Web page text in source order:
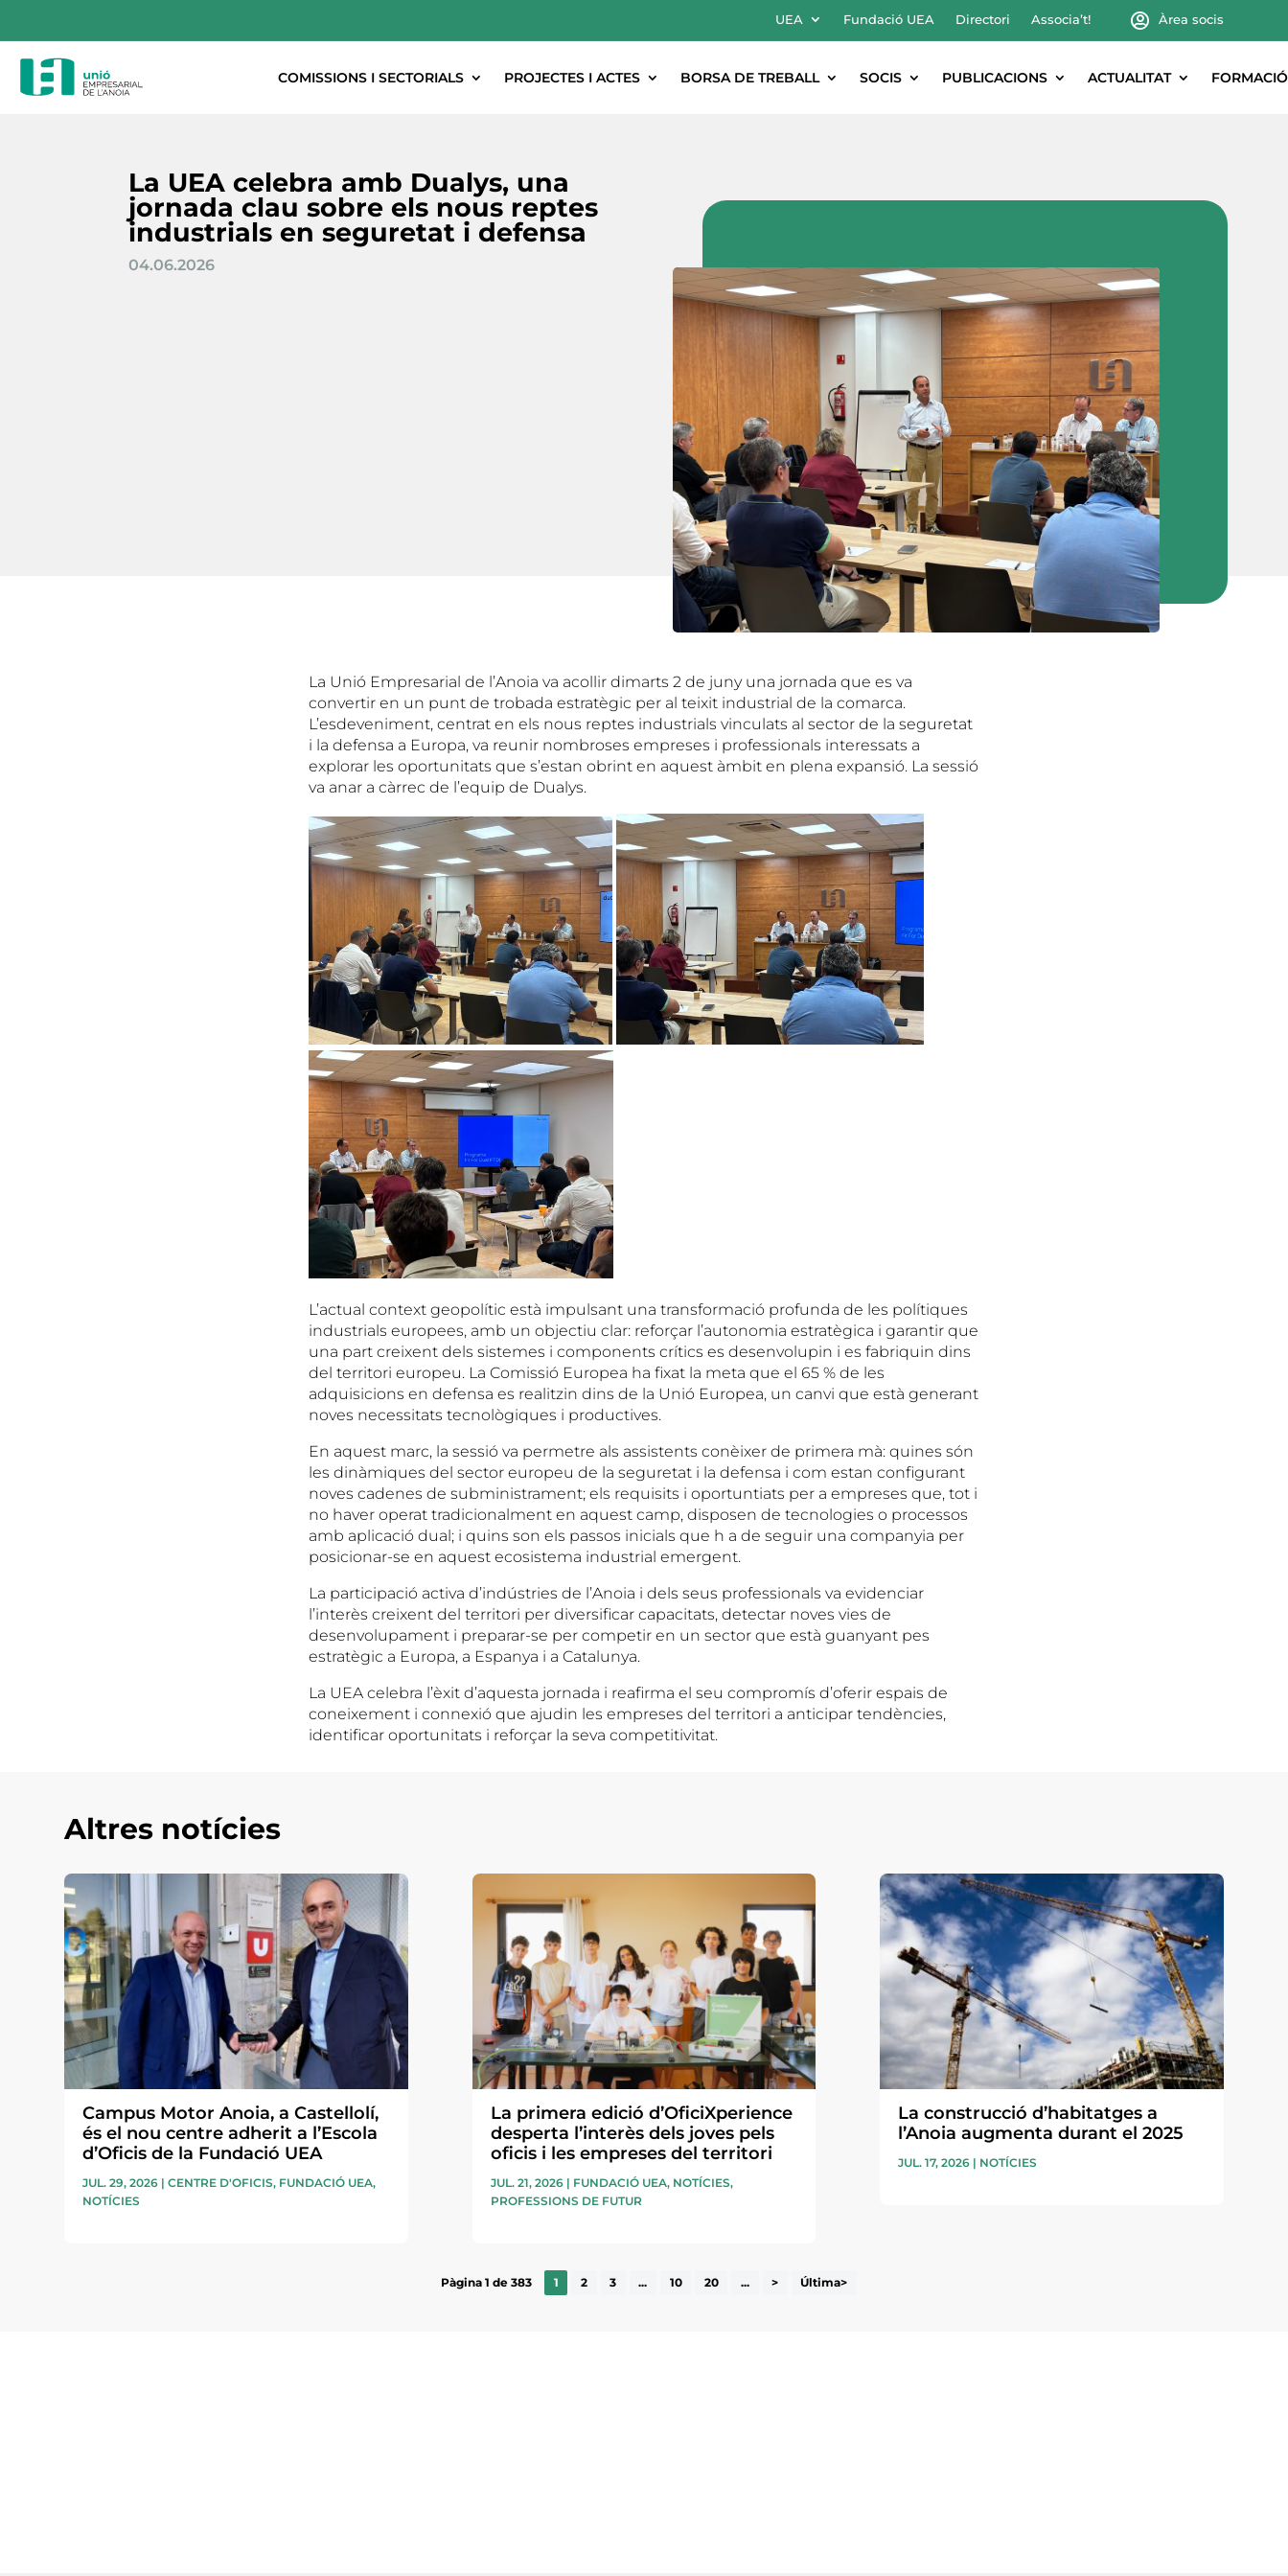
UEA Fundació UEA Directori Associa’t! Àrea socis
COMISSIONS I SECTORIALS PROJECTES I ACTES BORSA DE TREBALL SOCIS PUBLICACIONS ACTUALITAT FORMACIÓ
La UEA celebra amb Dualys, una
jornada clau sobre els nous reptes
industrials en seguretat i defensa
04.06.2026
La Unió Empresarial de l’Anoia va acollir dimarts 2 de juny una jornada que es va
convertir en un punt de trobada estratègic per al teixit industrial de la comarca.
L’esdeveniment, centrat en els nous reptes industrials vinculats al sector de la seguretat
i la defensa a Europa, va reunir nombroses empreses i professionals interessats a
explorar les oportunitats que s’estan obrint en aquest àmbit en plena expansió. La sessió
va anar a càrrec de l’equip de Dualys.
L’actual context geopolític està impulsant una transformació profunda de les polítiques
industrials europees, amb un objectiu clar: reforçar l’autonomia estratègica i garantir que
una part creixent dels sistemes i components crítics es desenvolupin i es fabriquin dins
del territori europeu. La Comissió Europea ha fixat la meta que el 65 % de les
adquisicions en defensa es realitzin dins de la Unió Europea, un canvi que està generant
noves necessitats tecnològiques i productives.
En aquest marc, la sessió va permetre als assistents conèixer de primera mà: quines són
les dinàmiques del sector europeu de la seguretat i la defensa i com estan configurant
noves cadenes de subministrament; els requisits i oportuntiats per a empreses que, tot i
no haver operat tradicionalment en aquest camp, disposen de tecnologies o processos
amb aplicació dual; i quins son els passos inicials que h a de seguir una companyia per
posicionar-se en aquest ecosistema industrial emergent.
La participació activa d’indústries de l’Anoia i dels seus professionals va evidenciar
l’interès creixent del territori per diversificar capacitats, detectar noves vies de
desenvolupament i preparar-se per competir en un sector que està guanyant pes
estratègic a Europa, a Espanya i a Catalunya.
La UEA celebra l’èxit d’aquesta jornada i reafirma el seu compromís d’oferir espais de
coneixement i connexió que ajudin les empreses del territori a anticipar tendències,
identificar oportunitats i reforçar la seva competitivitat.
Altres notícies
Campus Motor Anoia, a Castellolí,
és el nou centre adherit a l’Escola
d’Oficis de la Fundació UEA
JUL. 29, 2026 |CENTRE D'OFICIS, FUNDACIÓ UEA,
NOTÍCIES
La primera edició d’OficiXperience
desperta l’interès dels joves pels
oficis i les empreses del territori
JUL. 21, 2026| FUNDACIÓ UEA, NOTÍCIES,
PROFESSIONS DE FUTUR
La construcció d’habitatges a
l’Anoia augmenta durant el 2025
JUL. 17, 2026| NOTÍCIES
Pàgina 1 de 383 1 2 3 ... 10 20 ... > Última>